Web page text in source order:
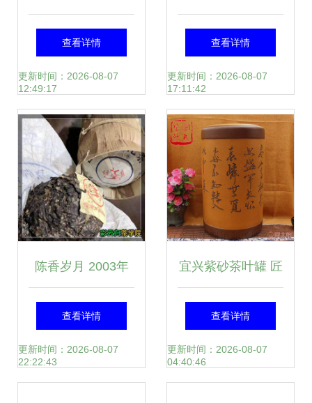
新茶饮专用奶 从茶
叶内卷到奶源革
命，原料战进入新
高度
查看详情
更新时间：2026-08-07
12:49:17
实体验与茶叶品质
全解析
查看详情
更新时间：2026-08-07
17:11:42
陈香岁月 2003年
福海茶厂勐海七子
饼与玉润女儿茶探
查看详情
更新时间：2026-08-07
22:22:43
宜兴紫砂茶叶罐 匠
心独运的醒茶之
器，收藏与品味的
查看详情
更新时间：2026-08-07
04:40:46